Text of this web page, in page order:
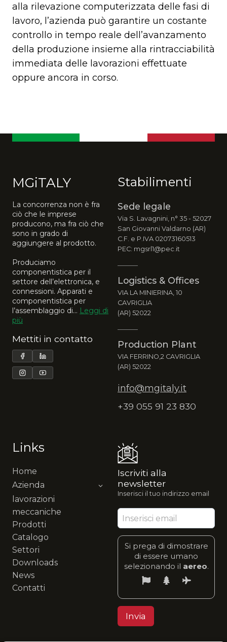
alla rilevazione computerizzata delle fasi di
lavoro, l’azienda può garantire un costante
controllo in tempo reale dell’avanzamento
della produzione insieme alla rintracciabilità
immediata delle lavorazioni effettuate
oppure ancora in corso.
MGiTALY
La concorrenza non è fra
ciò che le imprese
producono, ma fra ciò che
sono in grado di
aggiungere al prodotto.
Produciamo
componentistica per il
settore dell’elettronica, e
connessioni. Apparati e
componentistica per
l’assemblaggio di... Leggi di
più
Mettiti in contatto
Stabilimenti
Sede legale
Via S. Lavagnini, n° 35 - 52027
San Giovanni Valdarno (AR)
C.F. e P.IVA 02073160513
PEC: mgsrl1@pec.it
Logistics & Offices
VIA LA MINIERINA, 10
CAVRIGLIA
(AR) 52022
Production Plant
VIA FERRINO,2 CAVRIGLIA
(AR) 52022
info@mgitaly.it
+39 055 91 23 830
Links
Home
Azienda
lavorazioni
meccaniche
Prodotti
Catalogo
Settori
Downloads
News
Contatti
Iscriviti alla
newsletter
Inserisci il tuo indirizzo email
Si prega di dimostrare
di essere umano
selezionando il aereo.